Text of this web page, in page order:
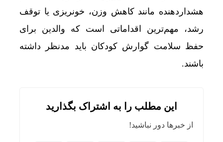
هشداردهنده مانند کاهش وزن، خونریزی یا توقف
رشد، مهم‌ترین اقداماتی است که والدین برای
حفظ سلامت گوارش کودکان باید مدنظر داشته
باشند.
این مطلب را به اشتراک بگذارید
از خبرها دور نباشید!